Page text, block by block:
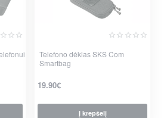
Telefono dėklas SKS Com
Smartbag
19.90€
Į krepšelį